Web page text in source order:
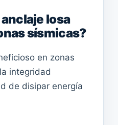
losa
sísmicas?
en zonas
integridad
de disipar energía